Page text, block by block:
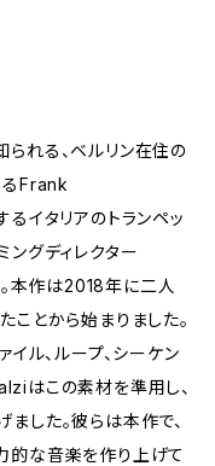
れる、ベルリン在住の
るFrank
イタリアのトランペッ
ングディレクター
本作は2018年に二人
ことから始まりました。
ル、ループ、シーケン
はこの素材を準用し、
した。彼らは本作で、
的な音楽を作り上げて